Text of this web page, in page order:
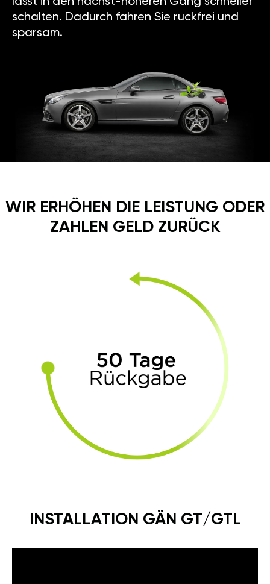
schalten. Dadurch fahren Sie ruckfrei und
sparsam.
WIR ERHÖHEN DIE LEISTUNG ODER
ZAHLEN GELD ZURÜCK
INSTALLATION GÄN GT/GTL